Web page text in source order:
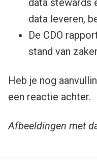
data leveren,
De CDO
stand van
Heb je nog
een reactie achter.
Afbeeldingen met